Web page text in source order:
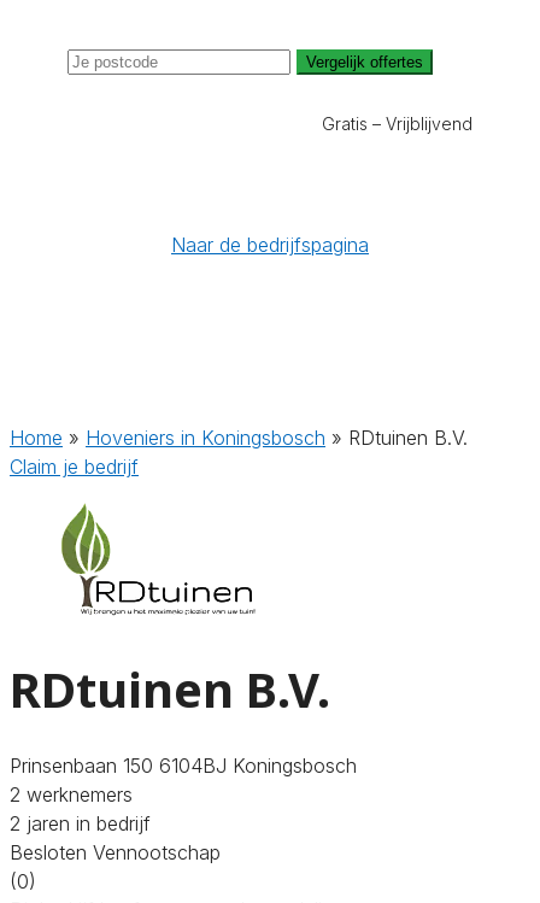
Vergelijk offertes
Gratis – Vrijblijvend
Naar de bedrijfspagina
Home » Hoveniers in Koningsbosch » RDtuinen B.V.
Claim je bedrijf
RDtuinen B.V.
Prinsenbaan 150 6104BJ Koningsbosch
2 werknemers
2 jaren in bedrijf
Besloten Vennootschap
(0)